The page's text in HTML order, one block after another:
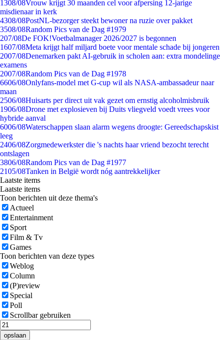
1308/08Vrouw krijgt 30 maanden cel voor afpersing 12-jarige
misdienaar in kerk
4308/08PostNL-bezorger steekt bewoner na ruzie over pakket
3508/08Random Pics van de Dag #1979
207/08De FOK!Voetbalmanager 2026/2027 is begonnen
1607/08Meta krijgt half miljard boete voor mentale schade bij jongeren
2007/08Denemarken pakt AI-gebruik in scholen aan: extra mondelinge
examens
2007/08Random Pics van de Dag #1978
6606/08Onlyfans-model met G-cup wil als NASA-ambassadeur naar
maan
2506/08Huisarts per direct uit vak gezet om ernstig alcoholmisbruik
1906/08Drone met explosieven bij Duits vliegveld voedt vrees voor
hybride aanval
6006/08Waterschappen slaan alarm wegens droogte: Gereedschapskist
leeg
2406/08Zorgmedewerkster die 's nachts haar vriend bezocht terecht
ontslagen
3806/08Random Pics van de Dag #1977
2105/08Tanken in België wordt nóg aantrekkelijker
Laatste items
Laatste items
Toon berichten uit deze thema's
Actueel
Entertainment
Sport
Film & Tv
Games
Toon berichten van deze types
Weblog
Column
(P)review
Special
Poll
Scrollbar gebruiken
opslaan